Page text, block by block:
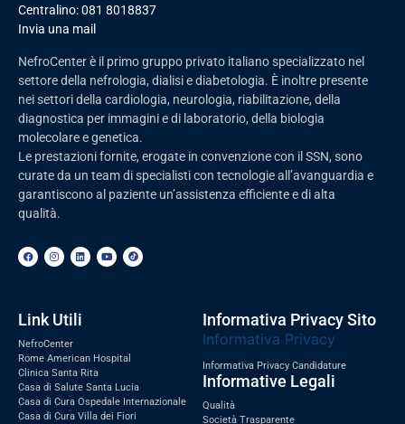
Centralino:081 8018837
Invia una mail
NefroCenter è il primo gruppo privato italiano specializzato nel
settore della nefrologia, dialisi e diabetologia. È inoltre presente
nei settori della cardiologia, neurologia, riabilitazione, della
diagnostica per immagini e di laboratorio, della biologia
molecolare e genetica.
Le prestazioni fornite, erogate in convenzione con il SSN, sono
curate da un team di specialisti con tecnologie all’avanguardia e
garantiscono al paziente un’assistenza efficiente e di alta
qualità.
Link Utili
NefroCenter
Rome American Hospital
Clinica Santa Rita
Casa di Salute Santa Lucia
Casa di Cura Ospedale Internazionale
Casa di Cura Villa dei Fiori
Informativa Privacy Sito
Informativa Privacy
Informativa Privacy Candidature
Informative Legali
Qualità
Società Trasparente